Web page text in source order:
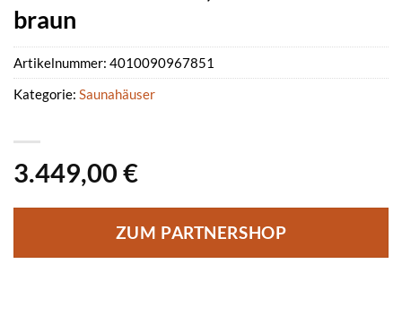
braun
3.449,00 €
ZUM PARTNERSHOP
Artikelnummer: 4010090967851
Kategorie: Saunahäuser